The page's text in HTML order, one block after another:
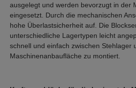
ausgelegt und werden bevorzugt in der
eingesetzt. Durch die mechanischen
hohe Überlastsicherheit auf. Die
unterschiedliche Lagertypen leicht
schnell und einfach zwischen Stehlager
Maschinenanbaufläche zu montiert.